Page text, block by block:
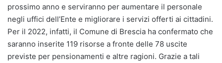
prossimo anno e serviranno per aumentare il personale
negli uffici dell’Ente e migliorare i servizi offerti ai cittadini.
Per il 2022, infatti, il Comune di Brescia ha confermato che
saranno inserite 119 risorse a fronte delle 78 uscite
previste per pensionamenti e altre ragioni. Grazie a tali